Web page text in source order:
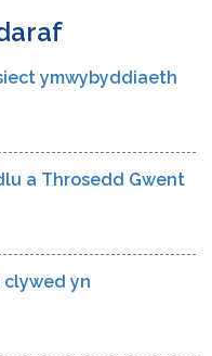
ymwybyddiaeth
a Throsedd Gwent
clywed yn